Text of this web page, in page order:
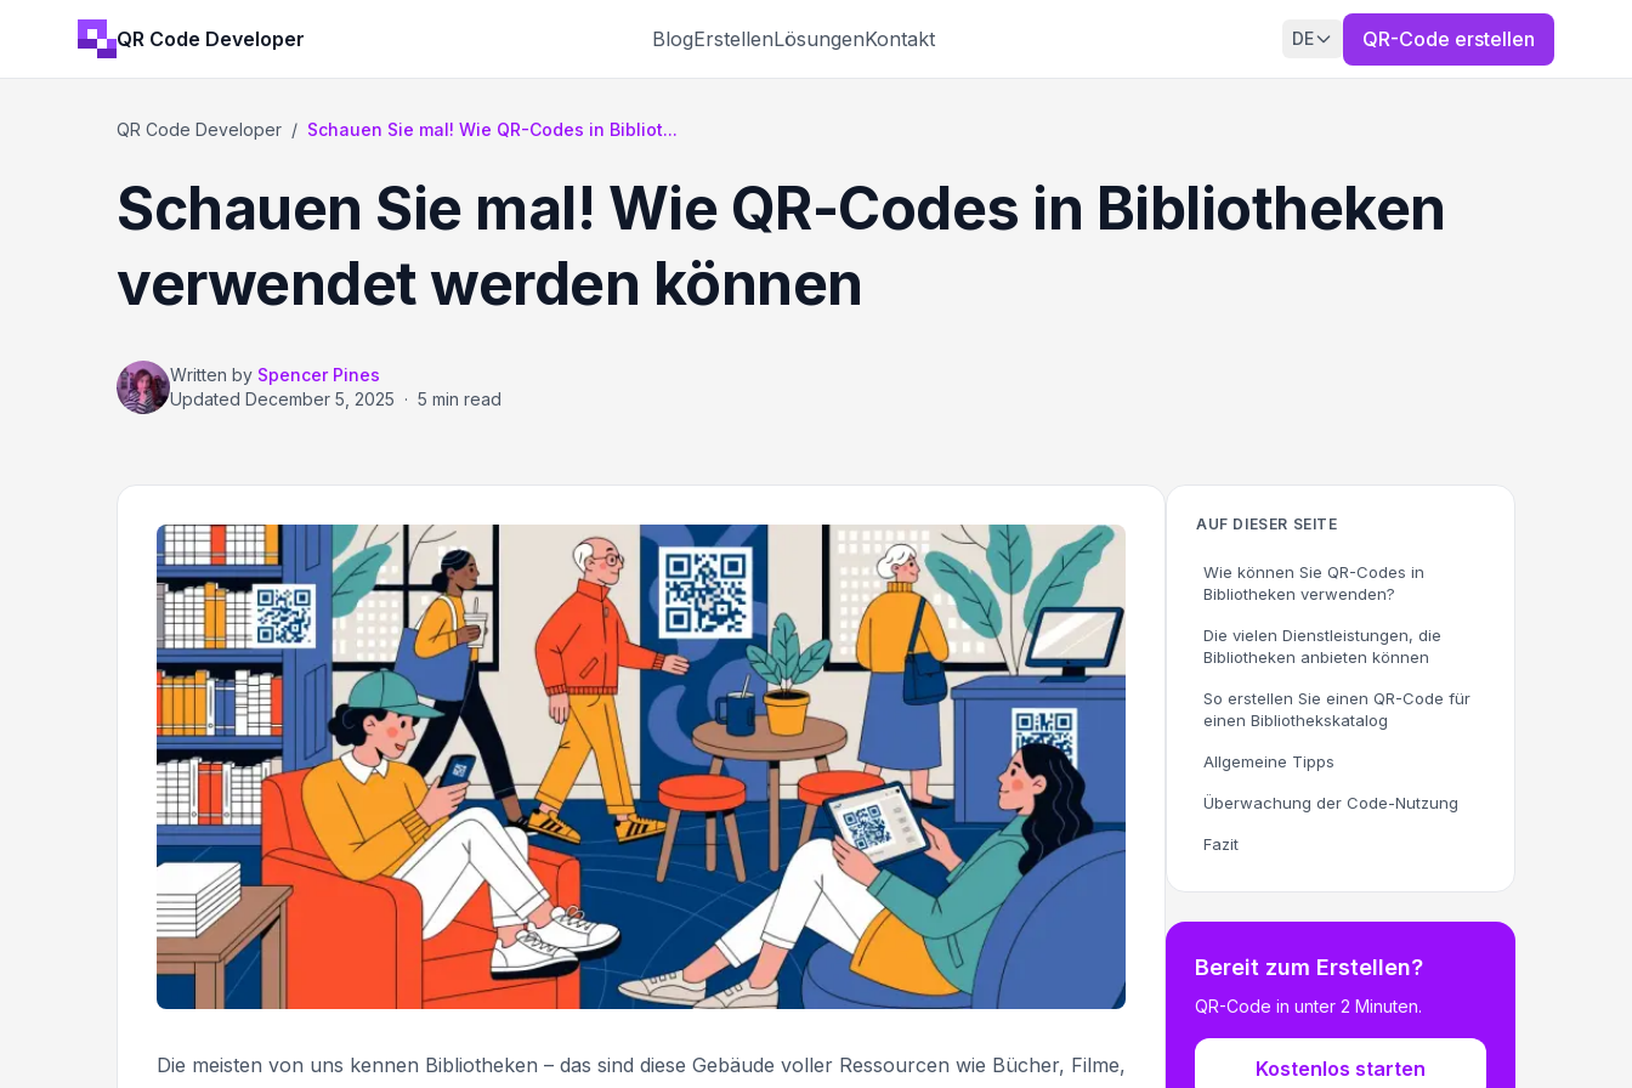
QR Code Developer BlogErstellenLösungenKontakt DE QR-Code erstellen
QR Code Developer / Schauen Sie mal! Wie QR-Codes in Bibliot...
Schauen Sie mal! Wie QR-Codes in Bibliotheken
verwendet werden können
Written by Spencer Pines
Updated December 5, 2025 · 5 min read
Die meisten von uns kennen Bibliotheken – das sind diese Gebäude voller Ressourcen wie Bücher, Filme,
AUF DIESER SEITE
Wie können Sie QR-Codes in
Bibliotheken verwenden?
Die vielen Dienstleistungen, die
Bibliotheken anbieten können
So erstellen Sie einen QR-Code für
einen Bibliothekskatalog
Allgemeine Tipps
Überwachung der Code-Nutzung
Fazit
Bereit zum Erstellen?
QR-Code in unter 2 Minuten.
Kostenlos starten